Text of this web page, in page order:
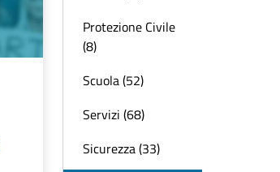
Protezione Civile
(8)
Scuola (52)
Servizi (68)
Sicurezza (33)